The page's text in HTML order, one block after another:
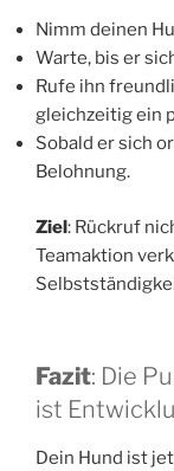
Nimm deinen
Warte, bis er
Rufe ihn
gleichzeitig ein
Sobald er sich
Belohnung.
Ziel: Rückruf
Teamaktion
Fazit: Die
ist
Dein Hund ist